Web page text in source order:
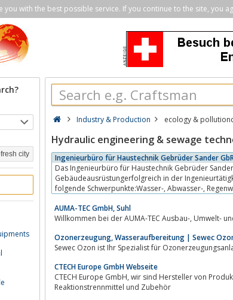
you with the best possible service. If you continue to the site, you
city
Industry & Production ecology &
Hydraulic engineering & sewage
Ingenieurbüro für Haustechnik Gebrüder Sander
Das Ingenieurbüro für Haustechnik Gebrüder
Gebäudeausrüstungerfolgreich in der
folgende Schwerpunkte:Wasser-, Abwasser-, Regenwasser- und AbscheidetechnikLüftung &
AUMA-TEC GmbH, Suhl
Willkommen bei der
Ozonerzeugung, Wasseraufbereitung | Sewec
CTECH Europe GmbH Webseite
CTECH Europe GmbH, wir sind Hersteller von Produkten zur Industriellen Abwasseraufbereitung, Abwasseranlagen,
Reaktionstrennmittel und Zubehör